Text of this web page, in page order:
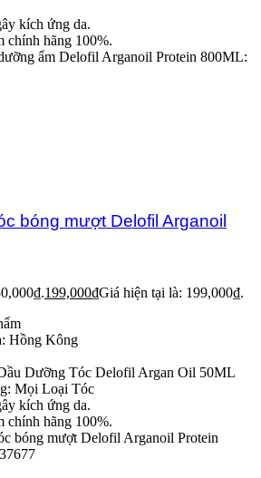
kích ứng da.
chính hãng 100%.
ẩm Delofil Arganoil Protein 800ML:
bóng mượt Delofil Arganoil
199,000₫Giá hiện tại là: 199,000₫.
Hồng Kông
Dưỡng Tóc Delofil Argan Oil 50ML
Mọi Loại Tóc
kích ứng da.
chính hãng 100%.
bóng mượt Delofil Arganoil Protein